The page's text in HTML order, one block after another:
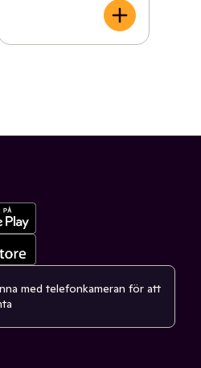
med telefonkameran för att